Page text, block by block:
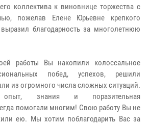
коллектива к виновнице торжества с
пожелав Елене Юрьевне крепкого
благодарность за многолетнюю
работы Вы накопили колоссальное
побед, успехов, решили
из огромного числа сложных ситуаций.
знания и поразительная
помогали многим! Свою работу Вы не
ею. Мы хотим поблагодарить Вас за